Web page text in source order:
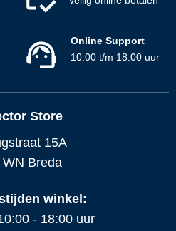
Online Support
10:00 t/m 18:00 uur
Store
15A
WN Breda
winkel:
- 18:00 uur